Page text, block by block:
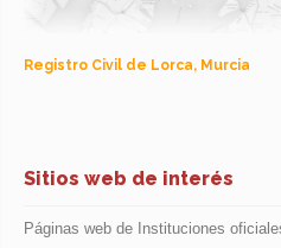
Registro Civil de Lorca, Murcia
Sitios web de interés
Páginas web de Instituciones